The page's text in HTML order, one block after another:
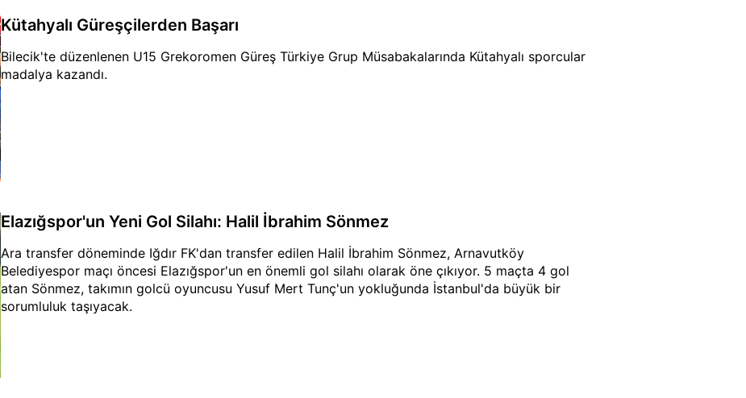
Kütahyalı Güreşçilerden Başarı
Bilecik'te düzenlenen U15 Grekoromen Güreş Türkiye Grup Müsabakalarında Kütahyalı sporcular
madalya kazandı.
Elazığspor'un Yeni Gol Silahı: Halil İbrahim Sönmez
Ara transfer döneminde Iğdır FK'dan transfer edilen Halil İbrahim Sönmez, Arnavutköy
Belediyespor maçı öncesi Elazığspor'un en önemli gol silahı olarak öne çıkıyor. 5 maçta 4 gol
atan Sönmez, takımın golcü oyuncusu Yusuf Mert Tunç'un yokluğunda İstanbul'da büyük bir
sorumluluk taşıyacak.